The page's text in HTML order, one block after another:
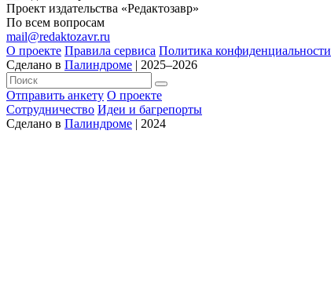
Проект издательства «Редактозавр»
По всем вопросам
mail@redaktozavr.ru
О проекте Правила сервиса Политика конфиденциальности
Сделано в Палиндроме | 2025–2026
Отправить анкету О проекте
Сотрудничество Идеи и багрепорты
Сделано в Палиндроме | 2024